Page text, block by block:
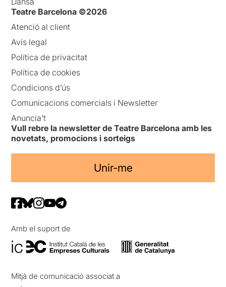
Teatre Barcelona ©2026
Atenció al client
Avís legal
Política de privacitat
Política de cookies
Condicions d’ús
Comunicacions comercials i Newsletter
Anuncia’t
Vull rebre la newsletter de Teatre Barcelona amb les
novetats, promocions i sorteigs
Unir-me
Amb el suport de
Mitjà de comunicació associat a